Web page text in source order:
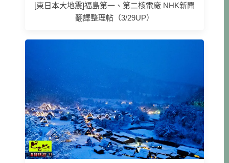
[東日本大地震]福島第一、第二核電廠 NHK新聞
翻譯整理帖（3/29UP）